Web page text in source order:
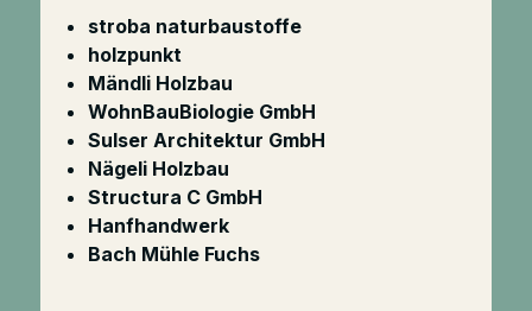
stroba naturbaustoffe
holzpunkt
Mändli Holzbau
WohnBauBiologie GmbH
Sulser Architektur GmbH
Nägeli Holzbau
Structura C GmbH
Hanfhandwerk
Bach Mühle Fuchs